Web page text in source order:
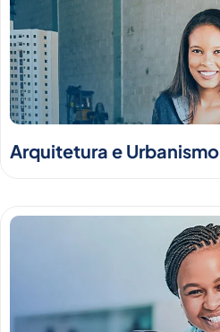
Arquitetura e Urbanismo